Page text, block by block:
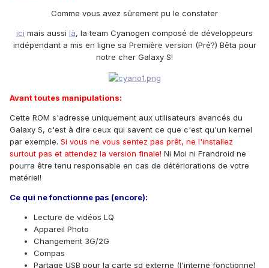
Comme vous avez sûrement pu le constater
ici mais aussi là, la team Cyanogen composé de développeurs
indépendant a mis en ligne sa Première version (Pré?) Bêta pour
notre cher Galaxy S!
Avant toutes manipulations:
Cette ROM s'adresse uniquement aux utilisateurs avancés du
Galaxy S, c'est à dire ceux qui savent ce que c'est qu'un kernel
par exemple. Si vous ne vous sentez pas prêt, ne l'installez
surtout pas et attendez la version finale! Ni Moi ni Frandroid ne
pourra être tenu responsable en cas de détériorations de votre
matériel!
Ce qui ne fonctionne pas (encore):
Lecture de vidéos LQ
Appareil Photo
Changement 3G/2G
Compas
Partage USB pour la carte sd externe (l'interne fonctionne)